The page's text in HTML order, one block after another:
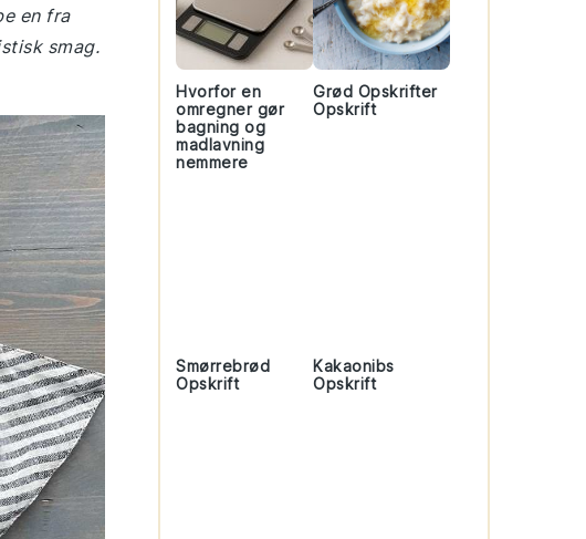
en fra
smag.
Hvorfor en
omregner gør
bagning og
madlavning
nemmere
Grød Opskrifter
Opskrift
Smørrebrød
Opskrift
Kakaonibs
Opskrift